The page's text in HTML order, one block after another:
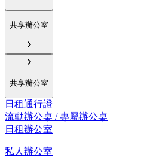
共享辦公室
共享辦公室
日租通行證
流動辦公桌 / 專屬辦公桌
日租辦公室
私人辦公室